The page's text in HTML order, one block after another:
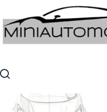
content